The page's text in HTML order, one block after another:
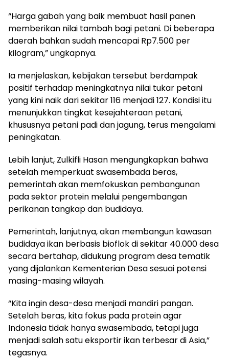
“Harga gabah yang baik membuat hasil panen
memberikan nilai tambah bagi petani. Di beberapa
daerah bahkan sudah mencapai Rp7.500 per
kilogram,” ungkapnya.
Ia menjelaskan, kebijakan tersebut berdampak
positif terhadap meningkatnya nilai tukar petani
yang kini naik dari sekitar 116 menjadi 127. Kondisi itu
menunjukkan tingkat kesejahteraan petani,
khususnya petani padi dan jagung, terus mengalami
peningkatan.
Lebih lanjut, Zulkifli Hasan mengungkapkan bahwa
setelah memperkuat swasembada beras,
pemerintah akan memfokuskan pembangunan
pada sektor protein melalui pengembangan
perikanan tangkap dan budidaya.
Pemerintah, lanjutnya, akan membangun kawasan
budidaya ikan berbasis bioflok di sekitar 40.000 desa
secara bertahap, didukung program desa tematik
yang dijalankan Kementerian Desa sesuai potensi
masing-masing wilayah.
“Kita ingin desa-desa menjadi mandiri pangan.
Setelah beras, kita fokus pada protein agar
Indonesia tidak hanya swasembada, tetapi juga
menjadi salah satu eksportir ikan terbesar di Asia,”
tegasnya.